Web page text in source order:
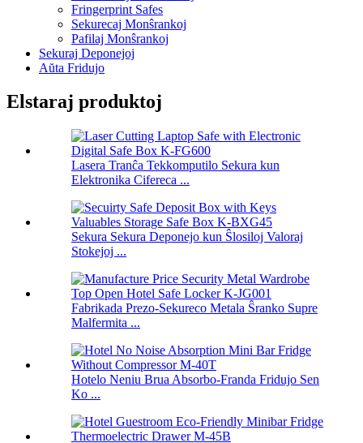
Fringerprint Safes
Sekurecaj Monŝrankoj
Pafilaj Monŝrankoj
Sekuraj Deponejoj
Aŭta Fridujo
Elstaraj produktoj
Lasera Tranĉa Tekkomputilo Sekura kun
Elektronika Cifereca ...
Sekura Sekura Deponejo kun Ŝlosiloj Valoraj
Stokejoj ...
Fabrikada Prezo-Sekureco Metala Ŝranko Supre
Malfermita ...
Hotelo Neniu Brua Absorbo-Franda Fridujo Sen
Ko ...